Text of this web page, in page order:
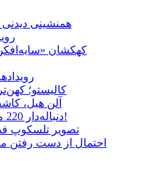
همنشینی دیدنی
کهکشان
رویدادهای
کالیستو؛
آلن هیل،
دنباله‌دار 220 مکنات 8000 برابر درخشان شد!
تصویر تلسکوپ
احتمال از دست رفتن